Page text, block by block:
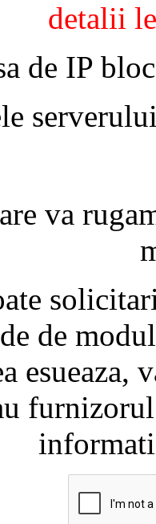
detalii
de IP
va
de